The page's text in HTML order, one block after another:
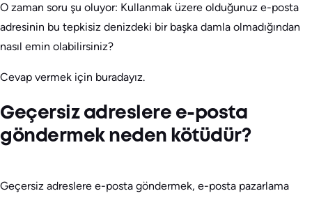
O zaman soru şu oluyor: Kullanmak üzere olduğunuz e-posta
adresinin bu tepkisiz denizdeki bir başka damla olmadığından
nasıl emin olabilirsiniz?
Cevap vermek için buradayız.
Geçersiz adreslere e-posta
göndermek neden kötüdür?
Geçersiz adreslere e-posta göndermek, e-posta pazarlama